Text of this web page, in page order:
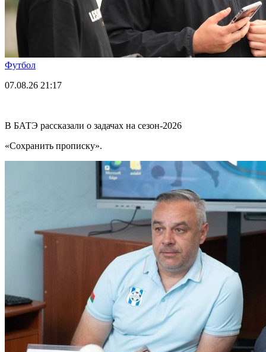
Футбол
07.08.26 21:17
В БАТЭ рассказали о задачах на сезон-2026
«Сохранить прописку».